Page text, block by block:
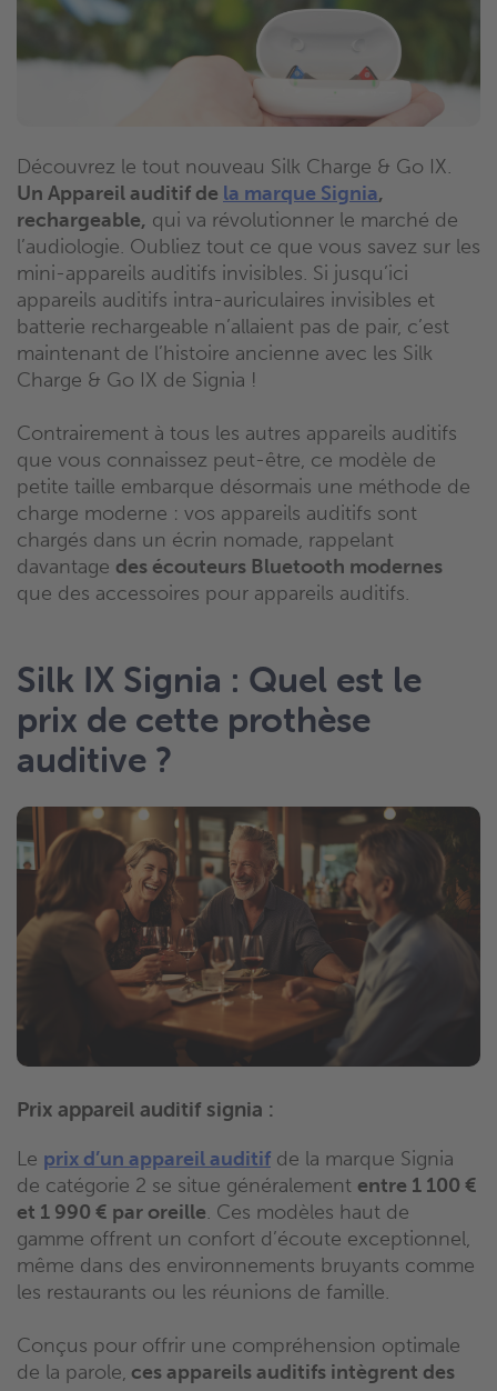
Découvrez le tout nouveau Silk Charge & Go IX.
Un Appareil auditif de la marque Signia,
rechargeable, qui va révolutionner le marché de
l’audiologie. Oubliez tout ce que vous savez sur les
mini-appareils auditifs invisibles. Si jusqu’ici
appareils auditifs intra-auriculaires invisibles et
batterie rechargeable n’allaient pas de pair, c’est
maintenant de l’histoire ancienne avec les Silk
Charge & Go IX de Signia !
Contrairement à tous les autres appareils auditifs
que vous connaissez peut-être, ce modèle de
petite taille embarque désormais une méthode de
charge moderne : vos appareils auditifs sont
chargés dans un écrin nomade, rappelant
davantage des écouteurs Bluetooth modernes
que des accessoires pour appareils auditifs.
Silk IX Signia : Quel est le
prix de cette prothèse
auditive ?
Prix appareil auditif signia :
Le prix d’un appareil auditif de la marque Signia
de catégorie 2 se situe généralement entre 1 100 €
et 1 990 € par oreille. Ces modèles haut de
gamme offrent un confort d’écoute exceptionnel,
même dans des environnements bruyants comme
les restaurants ou les réunions de famille.
Conçus pour offrir une compréhension optimale
de la parole, ces appareils auditifs intègrent des